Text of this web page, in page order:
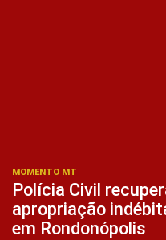
MOMENTO MT
Polícia Civil
apropriação
em Rondonópolis